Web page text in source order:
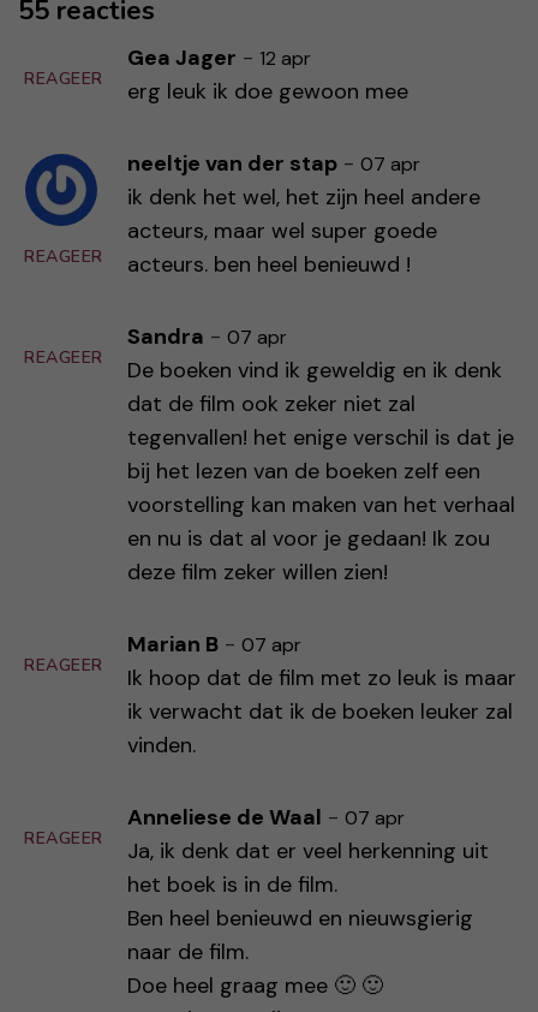
55 reacties
REAGEER
Gea Jager - 12 apr
erg leuk ik doe gewoon mee
REAGEER
neeltje van der stap - 07 apr
ik denk het wel, het zijn heel andere
acteurs, maar wel super goede
acteurs. ben heel benieuwd !
REAGEER
Sandra - 07 apr
De boeken vind ik geweldig en ik denk
dat de film ook zeker niet zal
tegenvallen! het enige verschil is dat je
bij het lezen van de boeken zelf een
voorstelling kan maken van het verhaal
en nu is dat al voor je gedaan! Ik zou
deze film zeker willen zien!
REAGEER
Marian B - 07 apr
Ik hoop dat de film met zo leuk is maar
ik verwacht dat ik de boeken leuker zal
vinden.
REAGEER
Anneliese de Waal - 07 apr
Ja, ik denk dat er veel herkenning uit
het boek is in de film.
Ben heel benieuwd en nieuwsgierig
naar de film.
Doe heel graag mee 🙂 🙂